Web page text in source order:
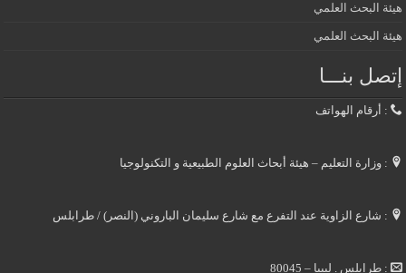
هيئة البحث العلمي
هيئة البحث العلمي
إتصل بنـــا
: أرقام الهواتف
: وزارة التعليم – هيئة أبحاث العلوم الطبيعية و التكنولوجيا
: شارع الزاوية عند التفرع مع شارع سليمان الباروني (النصر) / طرابلس
: طرابلس . ليبيا – 80045